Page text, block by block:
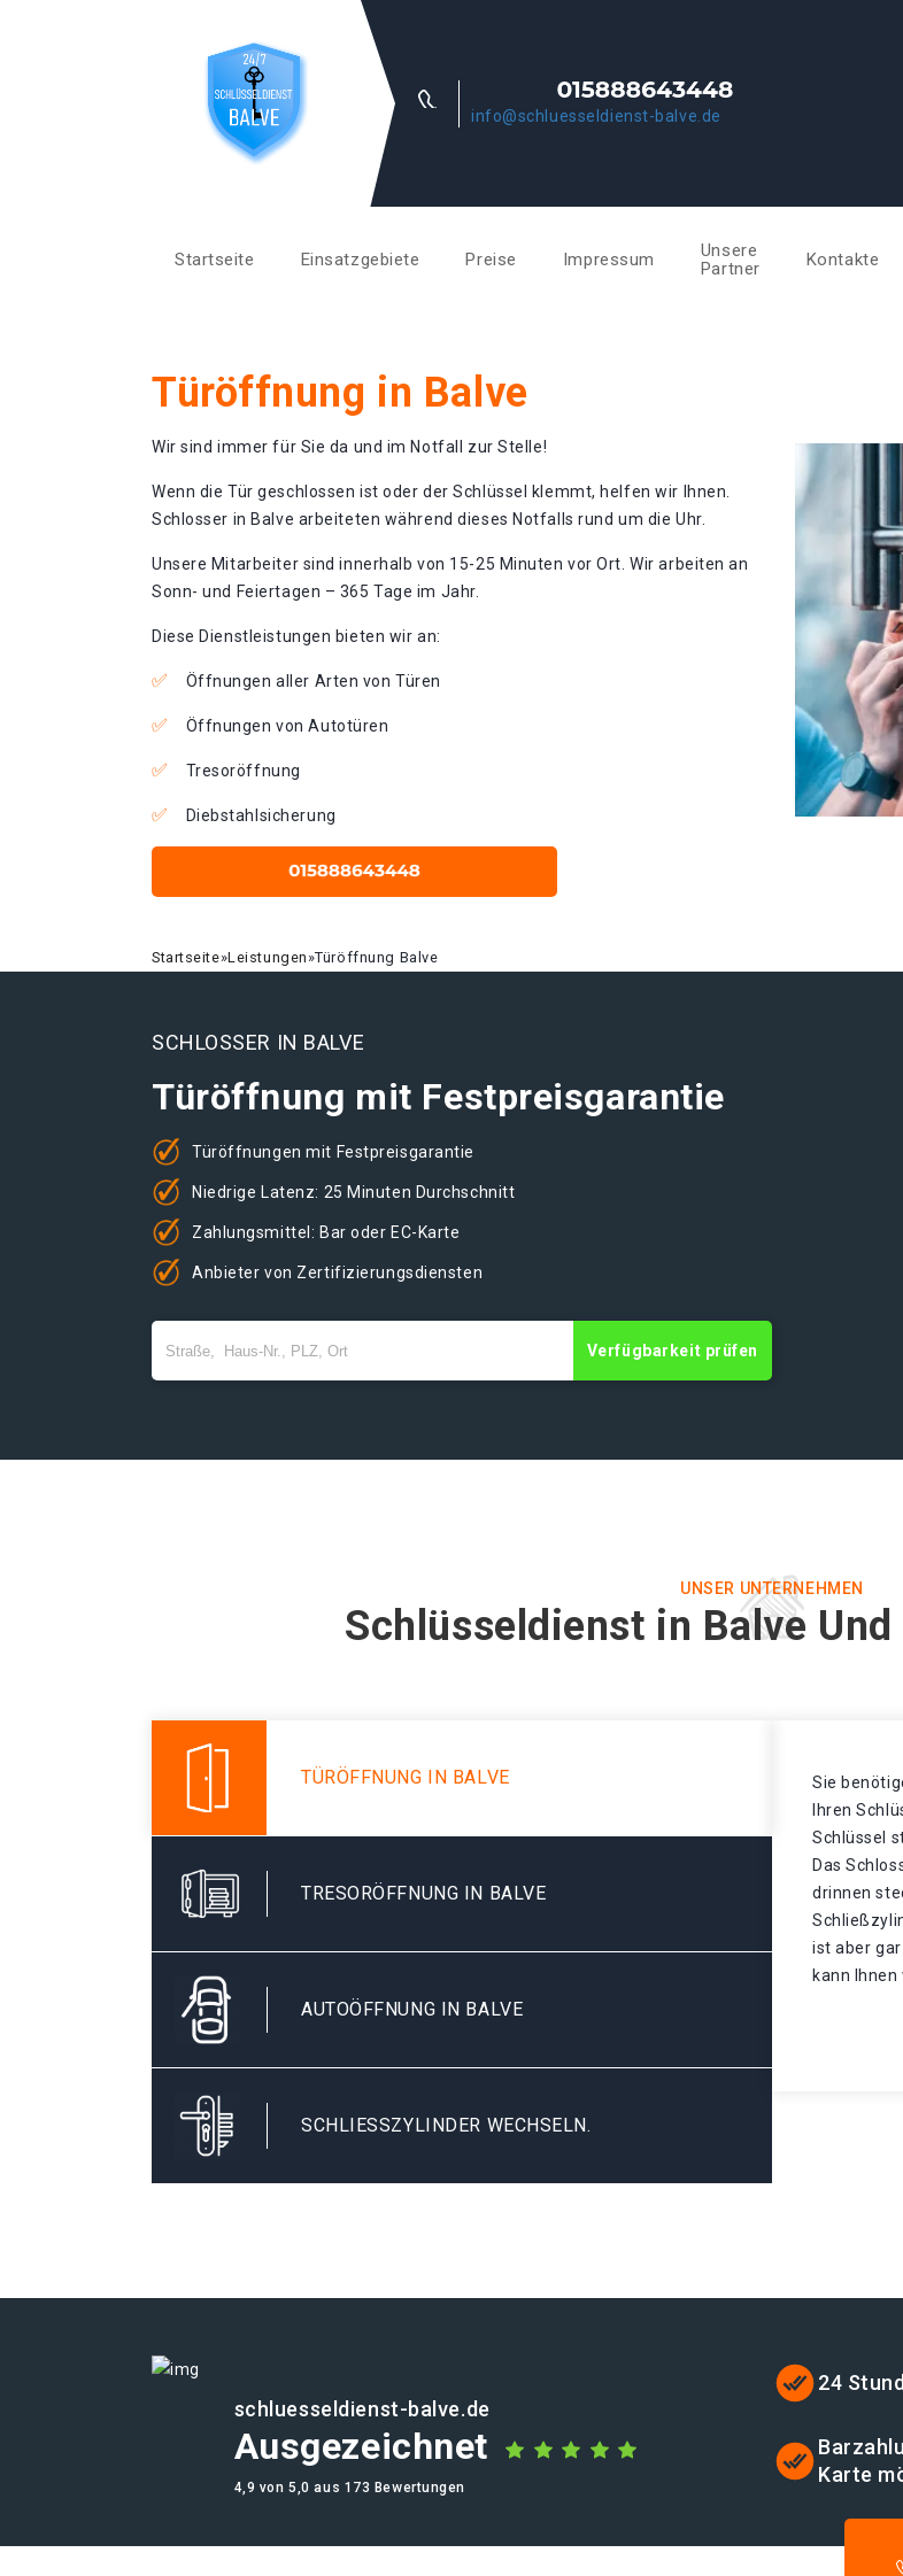
info@schluesseldienst-balve.de
Startseite Einsatzgebiete Preise Impressum
Unsere
Partner
Kontakte
Türöffnung in Balve
Wir sind immer für Sie da und im Notfall zur Stelle!
Wenn die Tür geschlossen ist oder der Schlüssel klemmt, helfen wir Ihnen.
Schlosser in Balve arbeiteten während dieses Notfalls rund um die Uhr.
Unsere Mitarbeiter sind innerhalb von 15-25 Minuten vor Ort. Wir arbeiten an
Sonn- und Feiertagen – 365 Tage im Jahr.
Diese Dienstleistungen bieten wir an:
Öffnungen aller Arten von Türen
Öffnungen von Autotüren
Tresoröffnung
Diebstahlsicherung
Startseite»Leistungen»Türöffnung Balve
SCHLOSSER IN BALVE
Türöffnung mit Festpreisgarantie
Türöffnungen mit Festpreisgarantie
Niedrige Latenz: 25 Minuten Durchschnitt
Zahlungsmittel: Bar oder EC-Karte
Anbieter von Zertifizierungsdiensten
Verfügbarkeit prüfen
UNSER UNTERNEHMEN
Schlüsseldienst in Balve
TÜRÖFFNUNG IN BALVE
TRESORÖFFNUNG IN BALVE
AUTOÖFFNUNG IN BALVE
SCHLIESSZYLINDER WECHSELN.
Sie
Ihren
Schlüssel
Das
drinnen
ist aber
kann
schluesseldienst-balve.de
Ausgezeichnet
4,9 von 5,0 aus 173 Bewertungen
24
Karte